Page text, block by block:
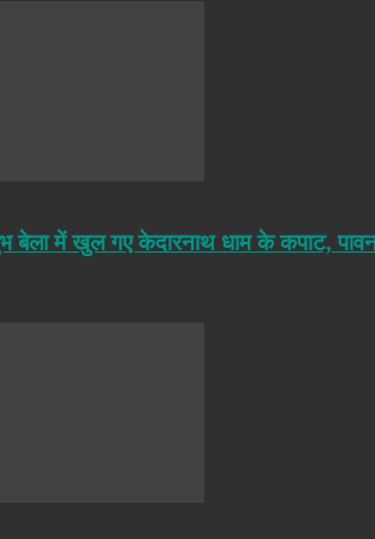
में खुल गए केदारनाथ धाम के कपाट,